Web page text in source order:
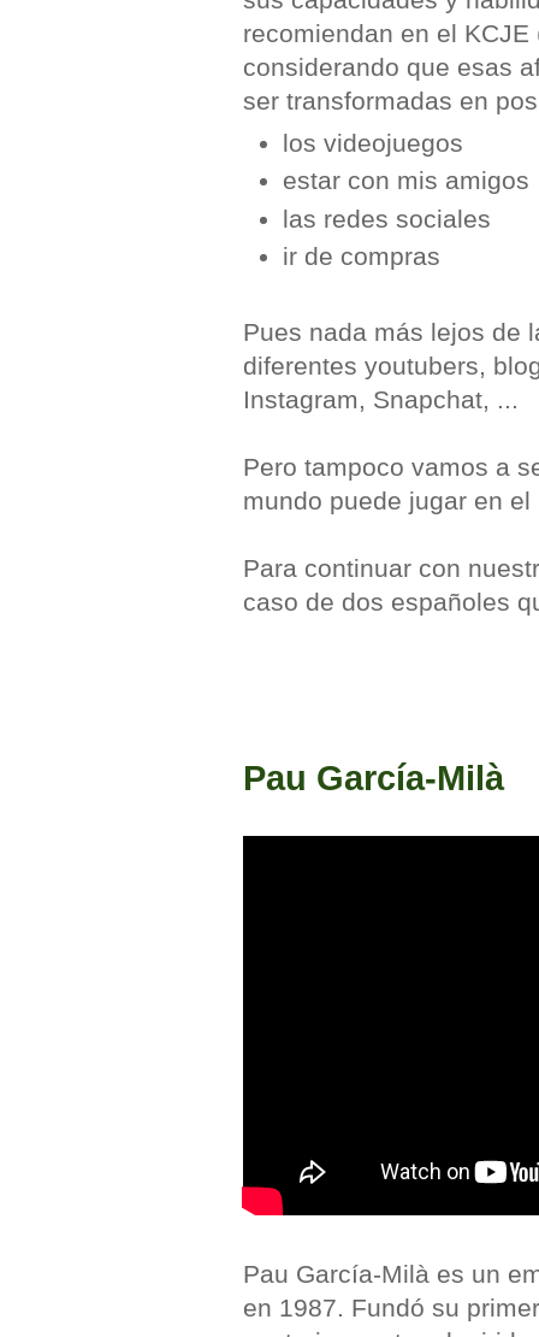
recomiendan en el KCJE
considerando que esas
ser transformadas en
los videojuegos
estar con mis amigos
las redes sociales
ir de compras
Pues nada más lejos de
diferentes youtubers,
Instagram, Snapchat, ...
Pero tampoco vamos a
mundo puede jugar en
Para continuar con
caso de dos españoles
Pau García-Milà
Pau García-Milà es un
en 1987. Fundó su